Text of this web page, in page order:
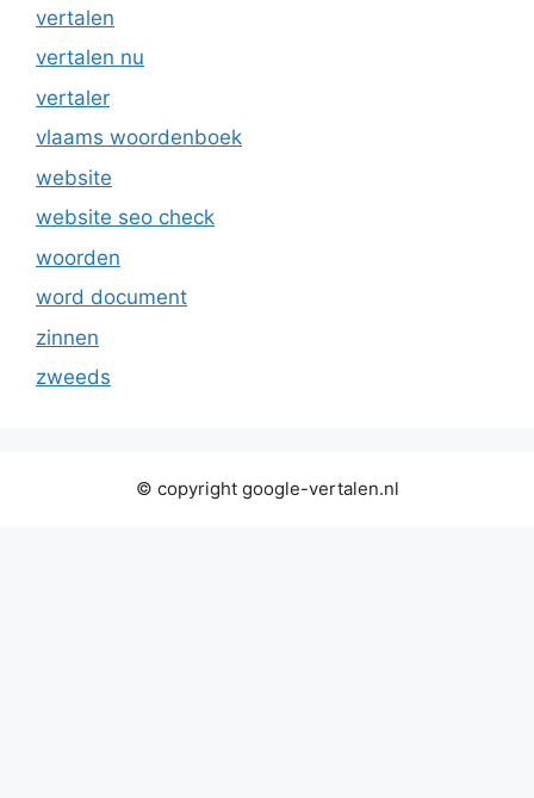
vertalen
vertalen nu
vertaler
vlaams woordenboek
website
website seo check
woorden
word document
zinnen
zweeds
© copyright google-vertalen.nl